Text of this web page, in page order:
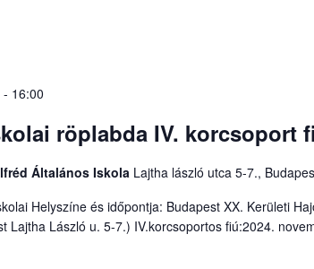
- 16:00
röplabda IV. korcsoport
Általános Iskola Lajtha lászló utca 5-7.,
Helyszíne és időpontja: Budapest XX. Kerületi
Lajtha László u. 5-7.) IV.korcsoportos fiú:2024.